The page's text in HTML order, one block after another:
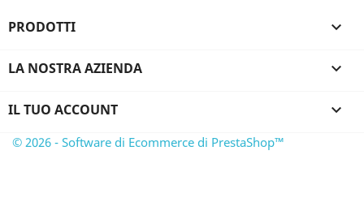
PRODOTTI 
LA NOSTRA AZIENDA 
IL TUO ACCOUNT 
© 2026 - Software di Ecommerce di PrestaShop™